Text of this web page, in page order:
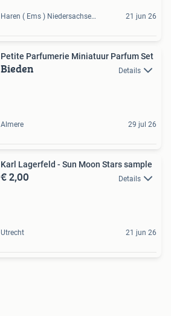
Haren ( Ems ) Niedersachsen, DE 21 jun 26
Petite Parfumerie Miniatuur Parfum Set
Bieden Details
Almere 29 jul 26
Karl Lagerfeld - Sun Moon Stars sample
€ 2,00 Details
Utrecht 21 jun 26